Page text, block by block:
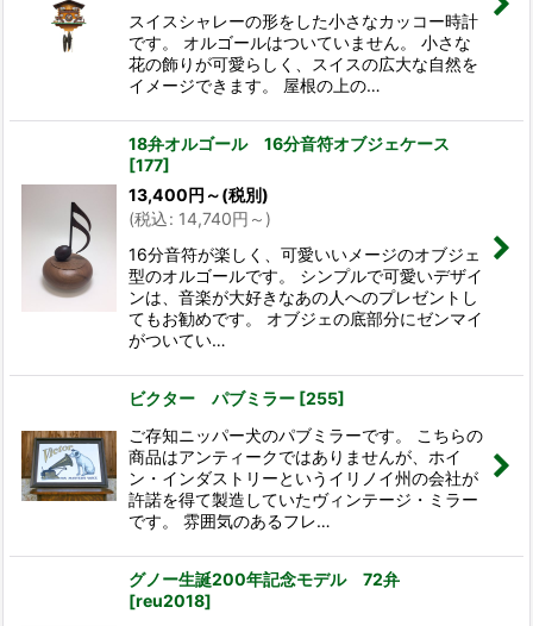
スイスシャレーの形をした小さなカッコー時計
です。 オルゴールはついていません。 小さな
花の飾りが可愛らしく、スイスの広大な自然を
イメージできます。 屋根の上の…
18弁オルゴール 16分音符オブジェケース
[177]
13,400円 ～(税別)
(税込: 14,740円 ～ )
16分音符が楽しく、可愛いいメージのオブジェ
型のオルゴールです。 シンプルで可愛いデザイ
ンは、音楽が大好きなあの人へのプレゼントし
てもお勧めです。 オブジェの底部分にゼンマイ
がついてい…
ビクター パブミラー [255]
ご存知ニッパー犬のパブミラーです。 こちらの
商品はアンティークではありませんが、ホイ
ン・インダストリーというイリノイ州の会社が
許諾を得て製造していたヴィンテージ・ミラー
です。 雰囲気のあるフレ…
グノー生誕200年記念モデル 72弁
[reu2018]